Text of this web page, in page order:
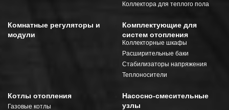
Коллектора для теплого пола
Комнатные регуляторы и
модули
Комплектующие для
систем отопления
Коллекторные шкафы
Расширительные баки
Стабилизаторы напряжения
Теплоносители
Котлы отопления
Газовые котлы
Насосно-смесительные
узлы